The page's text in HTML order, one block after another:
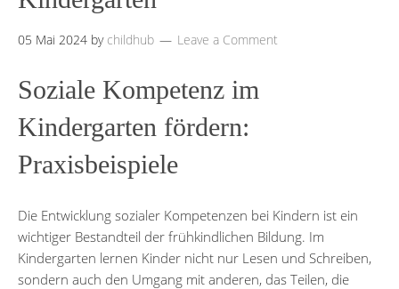
05 Mai 2024 by childhub Leave a Comment
Soziale Kompetenz im
Kindergarten fördern:
Praxisbeispiele
Die Entwicklung sozialer Kompetenzen bei Kindern ist ein
wichtiger Bestandteil der frühkindlichen Bildung. Im
Kindergarten lernen Kinder nicht nur Lesen und Schreiben,
sondern auch den Umgang mit anderen, das Teilen, die